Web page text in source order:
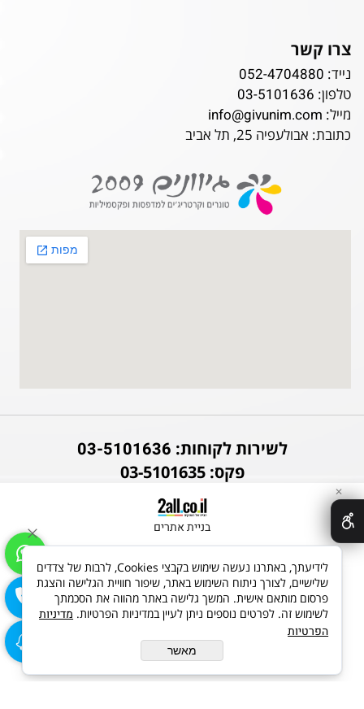
צרו קשר
נייד: 052-4704880
טלפון: 03-5101636
מייל: info@givunim.com
כתובת: אבולעפיה 25, תל אביב
לשירות לקוחות: 03-5101636
פקס: 03-5101635
בניית אתרים
✕
לידיעתך, באתרנו נעשה שימוש בקבצי Cookies, לרבות של צדדים
שלישיים, לצורך ניתוח השימוש באתר, שיפור חוויית הגלישה והצגת
פרסום מותאם אישית. המשך גלישה באתר מהווה את הסכמתך
לשימוש זה. לפרטים נוספים ניתן לעיין במדיניות הפרטיות. מדיניות
הפרטיות
מאשר